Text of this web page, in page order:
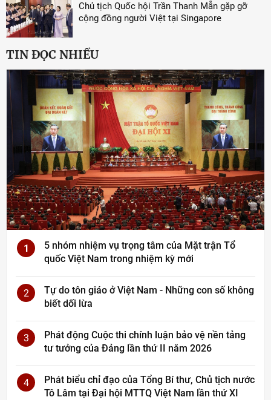
Chủ tịch Quốc hội Trần Thanh Mẫn gặp gỡ
cộng đồng người Việt tại Singapore
TIN ĐỌC NHIỀU
1
5 nhóm nhiệm vụ trọng tâm của Mặt trận Tổ
quốc Việt Nam trong nhiệm kỳ mới
2
Tự do tôn giáo ở Việt Nam - Những con số không
biết dối lừa
3
Phát động Cuộc thi chính luận bảo vệ nền tảng
tư tưởng của Đảng lần thứ II năm 2026
4
Phát biểu chỉ đạo của Tổng Bí thư, Chủ tịch nước
Tô Lâm tại Đại hội MTTQ Việt Nam lần thứ XI